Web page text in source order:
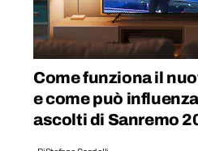
Come funziona il
e come può
ascolti di Sanremo